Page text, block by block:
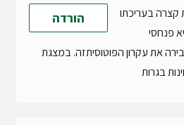
הורדה
קצרה בעריכתו
פנחסי
את עקרון הפוטוסיתזה. במצגת
בגרות